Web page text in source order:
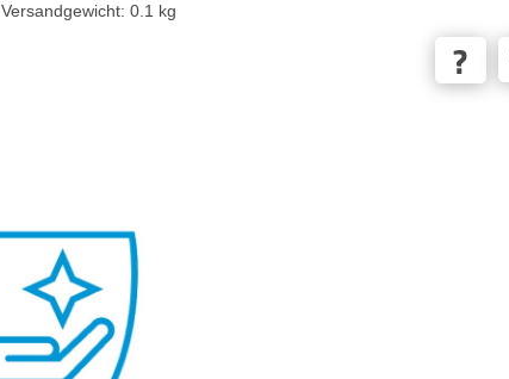
Versandgewicht: 0.1 kg